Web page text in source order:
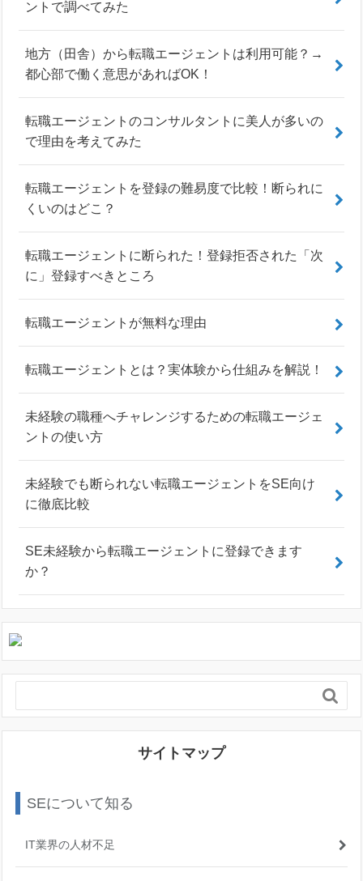
ントで調べてみた
地方（田舎）から転職エージェントは利用可能？→
都心部で働く意思があればOK！
転職エージェントのコンサルタントに美人が多いの
で理由を考えてみた
転職エージェントを登録の難易度で比較！断られに
くいのはどこ？
転職エージェントに断られた！登録拒否された「次
に」登録すべきところ
転職エージェントが無料な理由
転職エージェントとは？実体験から仕組みを解説！
未経験の職種へチャレンジするための転職エージェ
ントの使い方
未経験でも断られない転職エージェントをSE向け
に徹底比較
SE未経験から転職エージェントに登録できます
か？

サイトマップ
SEについて知る
IT業界の人材不足